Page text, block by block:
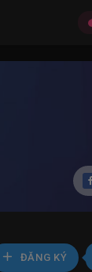
ĐĂNG KÝ